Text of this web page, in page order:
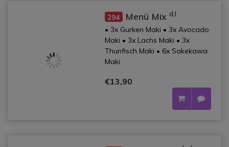
294 Menü Mix d,l
• 3x Gurken Maki • 3x Avocado
Maki • 3x Lachs Maki • 3x
Thunfisch Maki • 6x Sakekawa
Maki
€13,90